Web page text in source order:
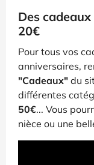
Des
20€
Pour tous vos
anniversaires,
"Cadeaux" du
différentes
50€... Vous
nièce ou une